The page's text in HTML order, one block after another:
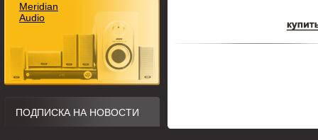
Meridian
Audio
ПОДПИСКА НА НОВОСТИ